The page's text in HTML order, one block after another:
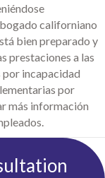
californiano
bien preparado y
prestaciones a las
por incapacidad
por
más información